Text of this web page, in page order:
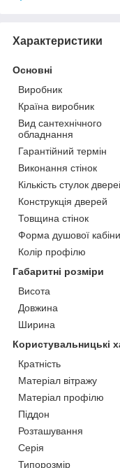
Характеристики
Основні
Виробник
Країна виробник
Вид сантехнічного
обладнання
Гарантійний термін
Виконання стінок
Кількість стулок
Конструкція дверей
Товщина стінок
Форма душової кабіни
Колір профілю
Габаритні розміри
Висота
Довжина
Ширина
Користувальницькі
Кратність
Матеріал вітражу
Матеріал профілю
Піддон
Розташування
Серія
Типорозмір